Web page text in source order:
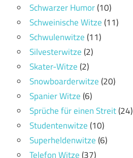
Schwarzer Humor(10)
Schweinische Witze(11)
Schwulenwitze(11)
Silvesterwitze(2)
Skater-Witze(2)
Snowboarderwitze(20)
Spanier Witze(6)
Sprüche für einen Streit(24)
Studentenwitze(10)
Superheldenwitze(6)
Telefon Witze(37)